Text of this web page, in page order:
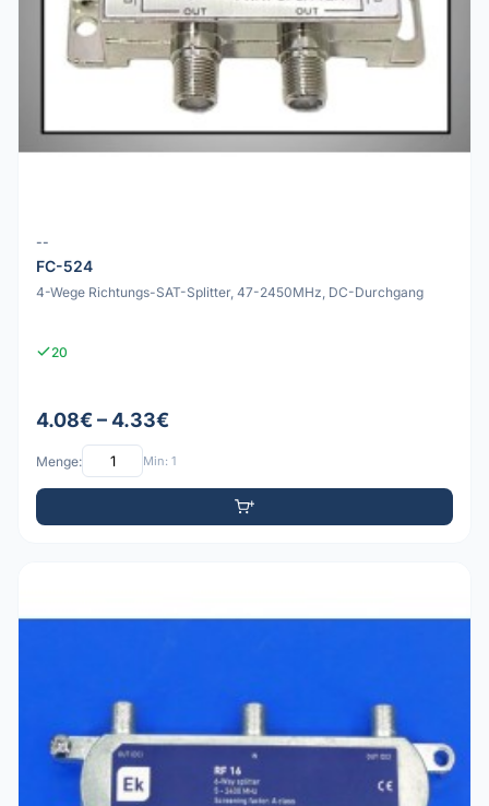
--
FC-524
4-Wege Richtungs-SAT-Splitter, 47-2450MHz, DC-Durchgang
20
4.08€ – 4.33€
Menge: Min: 1